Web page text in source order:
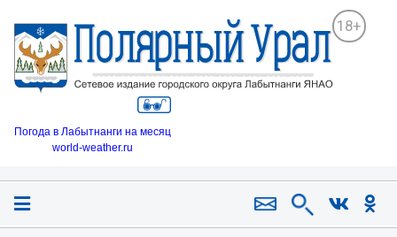
18+
Погода в Лабытнанги на месяц
world-weather.ru